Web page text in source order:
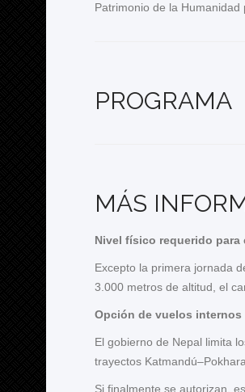
Patrimonio de la Humanidad
PROGRAMA
MÁS
Nivel físico requerido para
Excepto la primera jornada
3.000 metros de altitud, el
Opción de vuelos internos
El gobierno de Nepal limita
trayectos
Si finalmente se autorizan,